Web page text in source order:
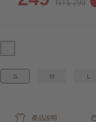
NT$ 299
S M L
產品說明